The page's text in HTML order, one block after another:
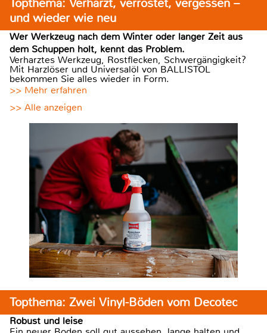
Topthema: Verharzt, verrostet, vergessen –
und wieder wie neu
Wer Werkzeug nach dem Winter oder langer Zeit aus
dem Schuppen holt, kennt das Problem.
Verharztes Werkzeug, Rostflecken, Schwergängigkeit?
Mit Harzlöser und Universalöl von BALLISTOL
bekommen Sie alles wieder in Form.
>> Mehr erfahren
>> Alle anzeigen
Topthema: Zwei Vinyl-Böden vom Decotec
Robust und leise